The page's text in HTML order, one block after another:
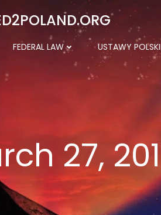
FEDERAL LAW USTAWY
27,